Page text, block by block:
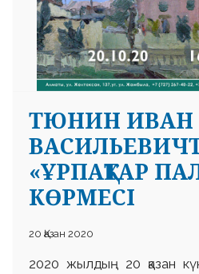
ТЮНИН ИВАН
«ҰРПАҚТАР
КӨРМЕСІ
20 Қазан 2020
2020 жылдың 20 қазан